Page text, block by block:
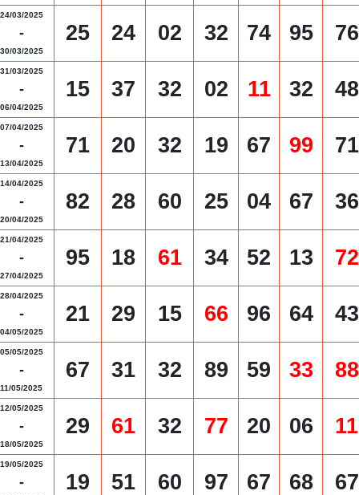
24/03/2025
-
30/03/2025
25 24 02 32 74 95 76
31/03/2025
-
06/04/2025
15 37 32 02 11 32 48
07/04/2025
-
13/04/2025
71 20 32 19 67 99 71
14/04/2025
-
20/04/2025
82 28 60 25 04 67 36
21/04/2025
-
27/04/2025
95 18 61 34 52 13 72
28/04/2025
-
04/05/2025
21 29 15 66 96 64 43
05/05/2025
-
11/05/2025
67 31 32 89 59 33 88
12/05/2025
-
18/05/2025
29 61 32 77 20 06 11
19/05/2025
- 19 51 60 97 67 68 67